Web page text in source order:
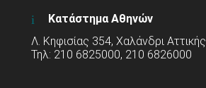
Κατάστημα Αθηνών
Λ. Κηφισίας 354, Χαλάνδρι Αττικής
Τηλ: 210 6825000, 210 6826000